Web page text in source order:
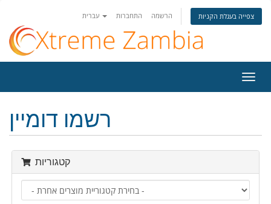
התחברות הרשמה צפייה בעגלת הקניות
ניווט
רשמו דומיין
קטגוריות